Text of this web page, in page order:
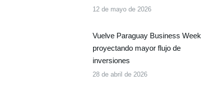
12 de mayo de 2026
Vuelve Paraguay Business Week
proyectando mayor flujo de
inversiones
28 de abril de 2026